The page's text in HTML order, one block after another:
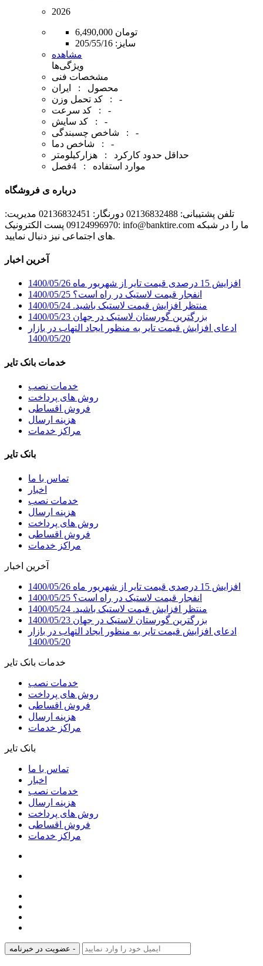
2026
6,490,000 تومان
سایز: 205/55/16
مشاهده
ویژگی‌ها
مشخصات فنی
محصول : ایران
کد تحمل وزن : -
کد سرعت : -
کد سایش : -
شاخص چسبندگی : -
شاخص دما : -
حداقل حدود کارکرد : هزارکیلومتر
موارد استفاده : 4فصل
درباره ی فروشگاه
تلفن پشتیبانی: 02136832488 دورنگار: 02136832451 مدیریت:
09124996970 پست الکترونیک: info@banktire.com ما را در شبکه
های اجتماعی نیز دنبال نمایید.
آخرین اخبار
افزایش 15 درصدی قیمت تایر از شهریور ماه
1400/05/26
انفجار قیمت لاستیک در راه است؟ 1400/05/25
منتظر افزایش قیمت لاستیک باشید. 1400/05/24
بزرگترین گورستان لاستیک در جهان 1400/05/23
ادعای افزایش قیمت تایر به منظور ایجاد التهاب در بازار
1400/05/20
خدمات بانک تایر
خدمات نصب
روش های پرداخت
فروش اقساطی
هزینه ارسال
مراکز خدمات
بانک تایر
تماس با ما
اخبار
خدمات نصب
هزینه ارسال
روش های پرداخت
فروش اقساطی
مراکز خدمات
آخرین اخبار
افزایش 15 درصدی قیمت تایر از شهریور ماه
1400/05/26
انفجار قیمت لاستیک در راه است؟ 1400/05/25
منتظر افزایش قیمت لاستیک باشید. 1400/05/24
بزرگترین گورستان لاستیک در جهان 1400/05/23
ادعای افزایش قیمت تایر به منظور ایجاد التهاب در بازار
1400/05/20
خدمات بانک تایر
خدمات نصب
روش های پرداخت
فروش اقساطی
هزینه ارسال
مراکز خدمات
بانک تایر
تماس با ما
اخبار
خدمات نصب
هزینه ارسال
روش های پرداخت
فروش اقساطی
مراکز خدمات
عضویت در خبرنامه -